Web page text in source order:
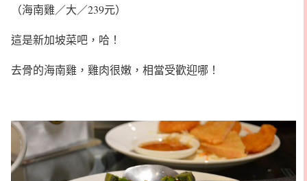
（海南雞／大／239元）
這是新加坡菜吧，哈！
去骨的海南雞，雞肉很嫩，相當受歡迎哪！